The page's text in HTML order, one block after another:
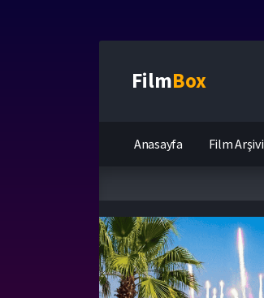
FilmBox
Anasayfa Film Arşivi